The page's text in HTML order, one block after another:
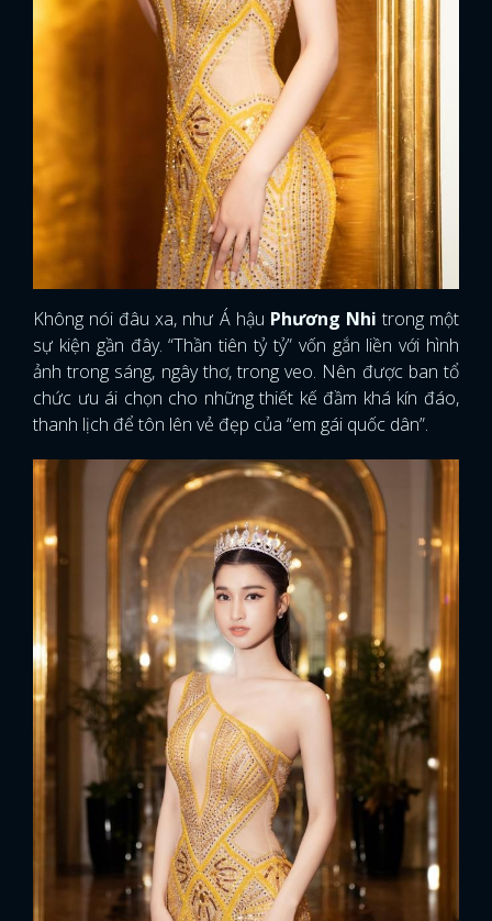
Không nói đâu xa, như Á hậu Phương Nhi trong một
sự kiện gần đây. “Thần tiên tỷ tỷ” vốn gắn liền với hình
ảnh trong sáng, ngây thơ, trong veo. Nên được ban tổ
chức ưu ái chọn cho những thiết kế đầm khá kín đáo,
thanh lịch để tôn lên vẻ đẹp của “em gái quốc dân”.